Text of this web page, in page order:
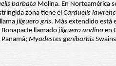
barbata Molina. En Norteamérica
zona tiene el Carduelis
jilguero gris. Más extendido está
Bonaparte llamado jilguero andino en
Panamá; Myadestes genibarbis